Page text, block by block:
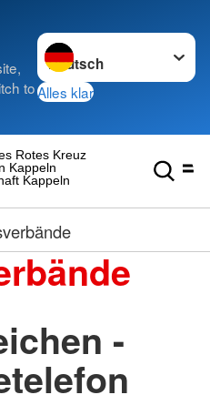
to
Sprache wechseln zu
Alles klar
Kappeln
Kappeln
Rotes Kreuz
-